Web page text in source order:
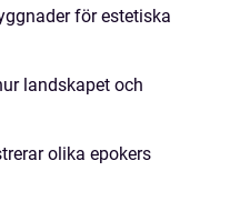
för estetiska
landskapet och
olika epokers